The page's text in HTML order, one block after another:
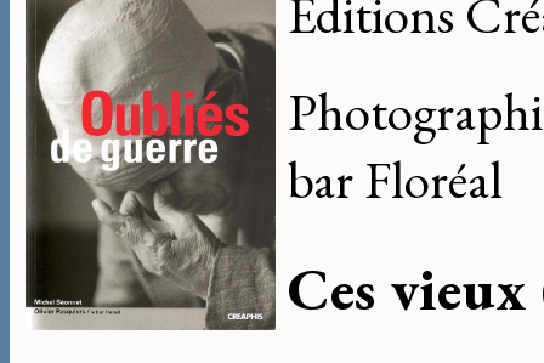
Editions
bar Floréal
Ces